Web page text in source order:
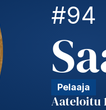
#94
Pelaaja
Aateloitu